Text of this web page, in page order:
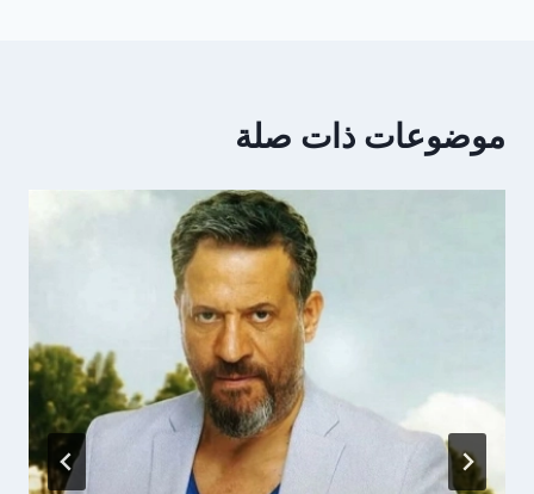
موضوعات ذات صلة